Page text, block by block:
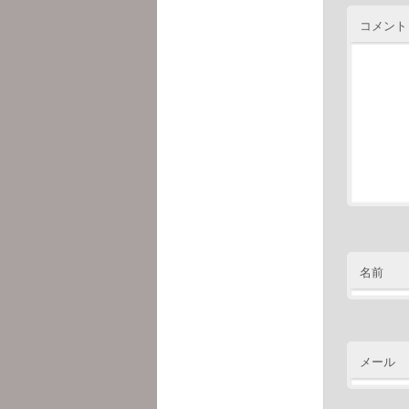
コメント
名前
メール